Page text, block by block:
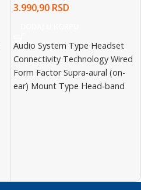
3.990,90 RSD
Audio System Type Headset
Connectivity Technology Wired
Form Factor Supra-aural (on-
ear) Mount Type Head-band